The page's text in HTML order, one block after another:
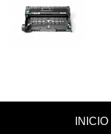
INICIO|